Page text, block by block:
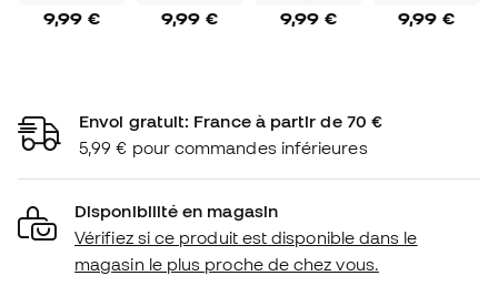
9,99 € 9,99 € 9,99 € 9,99 €
Envoi gratuit: France à partir de 70 €
5,99 € pour commandes inférieures
Disponibilité en magasin
Vérifiez si ce produit est disponible dans le
magasin le plus proche de chez vous.